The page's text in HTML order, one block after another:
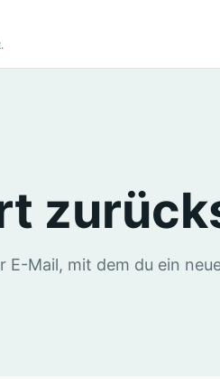
E-Mail, mit dem du ein